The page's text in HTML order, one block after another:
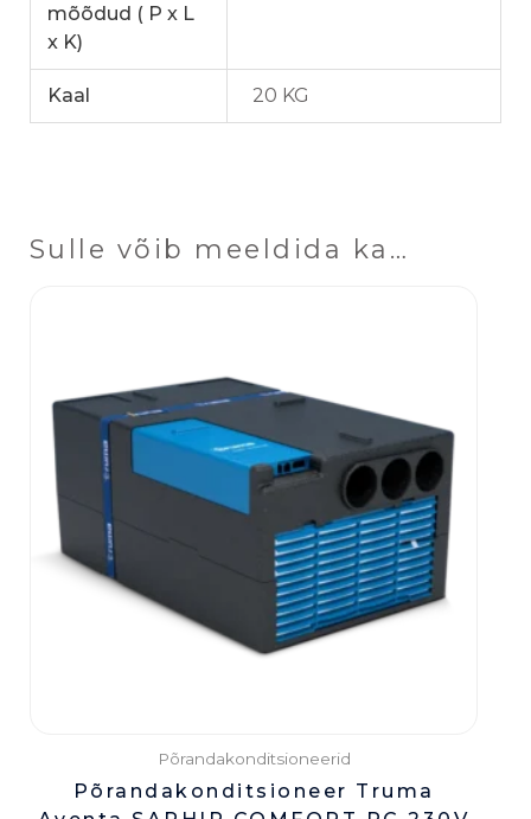
mõõdud ( P x L
x K)
Kaal 20 KG
Sulle võib meeldida ka…
Põrandakonditsioneerid
Põrandakonditsioneer Truma